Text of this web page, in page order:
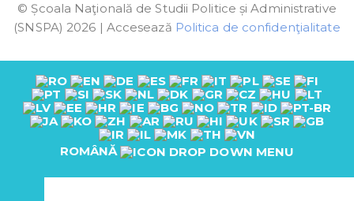
© Școala Naţională de Studii Politice și Administrative
(SNSPA) 2026 | Accesează Politica de confidenţialitate
ROMÂNĂ